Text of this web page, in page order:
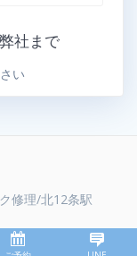
社まで
い
修理/北12条駅